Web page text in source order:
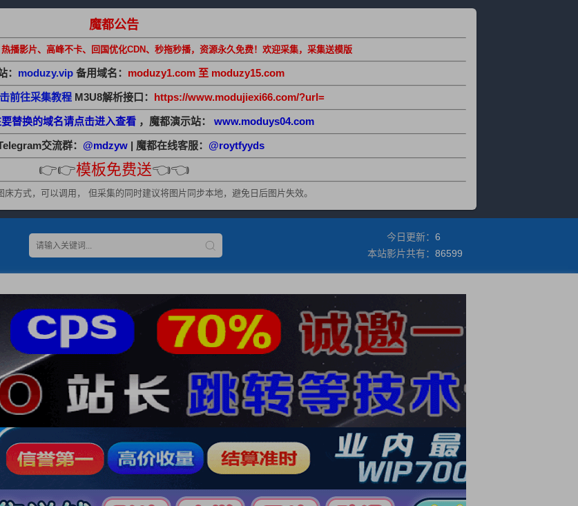
魔都公告
播影片、高峰不卡、回国优化CDN、秒拖秒播，资源永久免费！欢迎采集，采集送模版
： moduzy.vip 备用域名： moduzy1.com 至 moduzy15.com
前往采集教程M3U8解析接口： https://www.modujiexi66.com/?url=
替换的域名请点击进入查看 ，魔都演示站： www.moduys04.com
交流群： @mdzyw| 魔都在线客服： @roytfyyds
👉👉模板免费送👈👈
床方式，可以调用， 但采集的同时建议将图片同步本地，避免日后图片失效。
今日更新： 6
本站影片共有： 86599